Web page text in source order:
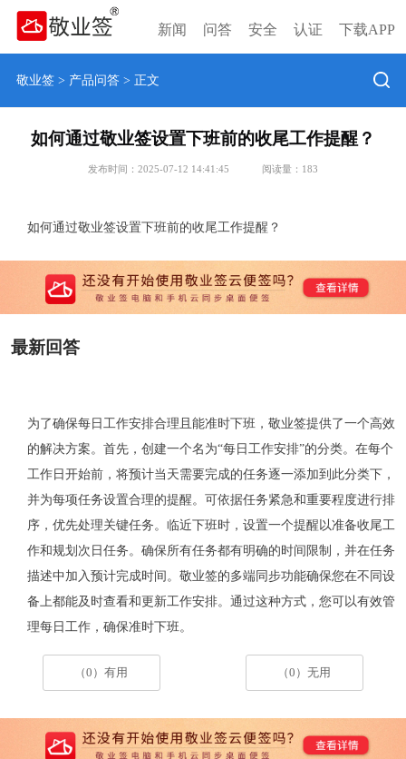
新闻 问答 安全 认证 下载APP
敬业签> 产品问答> 正文
如何通过敬业签设置下班前的收尾工作提醒？
发布时间：2025-07-12 14:41:45 阅读量： 183
如何通过敬业签设置下班前的收尾工作提醒？
最新回答
为了确保每日工作安排合理且能准时下班，敬业签提供了一个高效
的解决方案。首先，创建一个名为“每日工作安排”的分类。在每个
工作日开始前，将预计当天需要完成的任务逐一添加到此分类下，
并为每项任务设置合理的提醒。可依据任务紧急和重要程度进行排
序，优先处理关键任务。临近下班时，设置一个提醒以准备收尾工
作和规划次日任务。确保所有任务都有明确的时间限制，并在任务
描述中加入预计完成时间。敬业签的多端同步功能确保您在不同设
备上都能及时查看和更新工作安排。通过这种方式，您可以有效管
理每日工作，确保准时下班。
（0）有用 （0）无用